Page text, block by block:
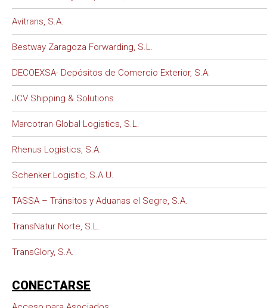
Avitrans, S.A.
Bestway Zaragoza Forwarding, S.L.
DECOEXSA- Depósitos de Comercio Exterior, S.A.
JCV Shipping & Solutions
Marcotran Global Logistics, S.L.
Rhenus Logistics, S.A.
Schenker Logistic, S.A.U.
TASSA – Tránsitos y Aduanas el Segre, S.A.
TransNatur Norte, S.L.
TransGlory, S.A.
CONECTARSE